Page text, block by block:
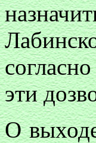
эти
О